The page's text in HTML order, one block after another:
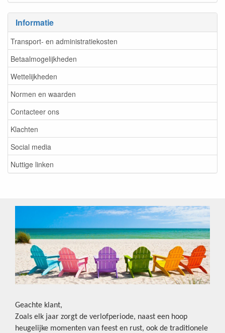
Informatie
Transport- en administratiekosten
Betaalmogelijkheden
Wettelijkheden
Normen en waarden
Contacteer ons
Klachten
Social media
Nuttige linken
Geachte klant,
Zoals elk jaar zorgt de verlofperiode, naast een hoop
heugelijke momenten van feest en rust, ook de traditionele